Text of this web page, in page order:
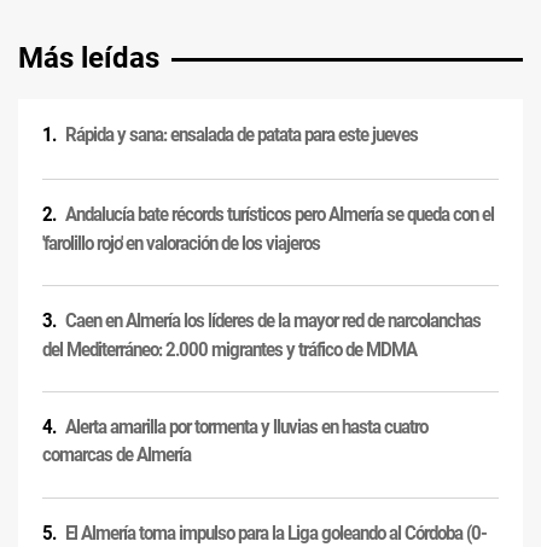
Más leídas
Rápida y sana: ensalada de patata para este jueves
Andalucía bate récords turísticos pero Almería se queda con el
'farolillo rojo' en valoración de los viajeros
Caen en Almería los líderes de la mayor red de narcolanchas
del Mediterráneo: 2.000 migrantes y tráfico de MDMA
Alerta amarilla por tormenta y lluvias en hasta cuatro
comarcas de Almería
El Almería toma impulso para la Liga goleando al Córdoba (0-